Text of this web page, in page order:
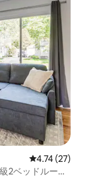
レビュー27
4.74 (27)
2ベッドルーム